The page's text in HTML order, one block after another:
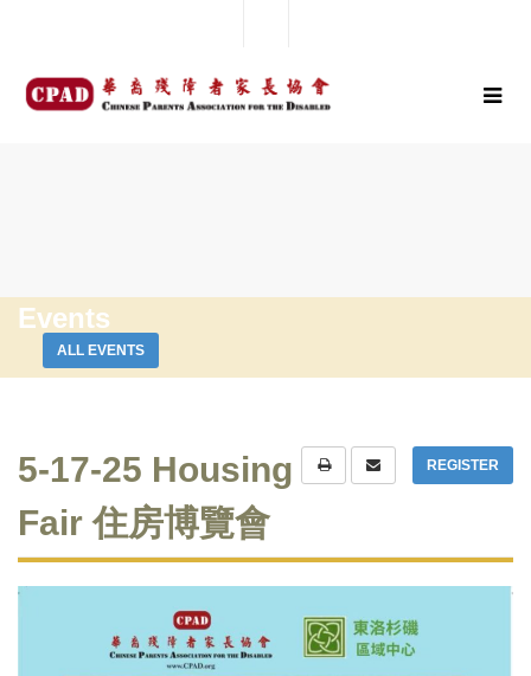
Events
ALL EVENTS
REGISTER
5-17-25 Housing
Fair 住房博覽會